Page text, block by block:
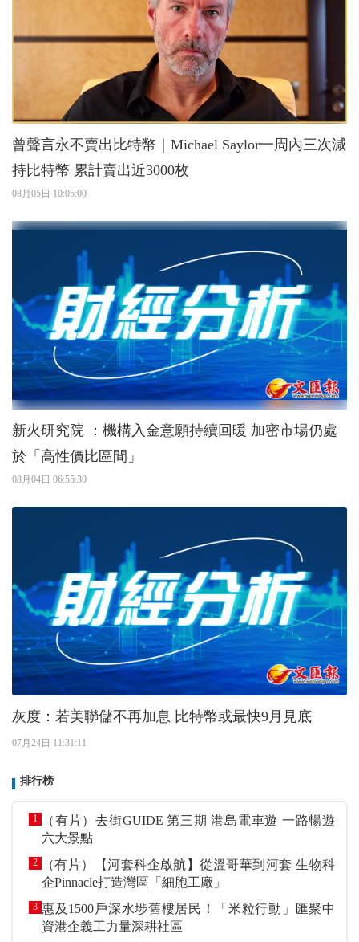
曾聲言永不賣出比特幣｜Michael Saylor一周內三次減
持比特幣 累計賣出近3000枚
08月05日 10:05:00
新火研究院 ：機構入金意願持續回暖 加密市場仍處
於「高性價比區間」
08月04日 06:55:30
灰度：若美聯儲不再加息 比特幣或最快9月見底
07月24日 11:31:11
排行榜
1
（有片）去街GUIDE 第三期 港島電車遊 一路暢遊
六大景點
2
（有片）【河套科企啟航】從溫哥華到河套 生物科
企Pinnacle打造灣區「細胞工廠」
3 惠及1500戶深水埗舊樓居民！「米粒行動」匯聚中
資港企義工力量深耕社區